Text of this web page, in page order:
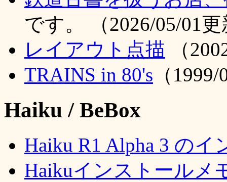
です。 （2026/05/01
レイアウト点描 （
TRAINS in 80's （
Haiku / BeBox
Haiku R1 Alpha 3 のイ
Haikuインストールメ